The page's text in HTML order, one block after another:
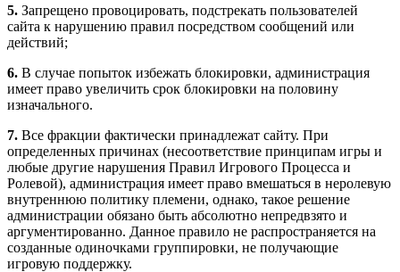
5. Запрещено провоцировать, подстрекать пользователей
сайта к нарушению правил посредством сообщений или
действий;
6. В случае попыток избежать блокировки, администрация
имеет право увеличить срок блокировки на половину
изначального.
7. Все фракции фактически принадлежат сайту. При
определенных причинах (несоответствие принципам игры и
любые другие нарушения Правил Игрового Процесса и
Ролевой), администрация имеет право вмешаться в неролевую
внутреннюю политику племени, однако, такое решение
администрации обязано быть абсолютно непредвзято и
аргументированно. Данное правило не распространяется на
созданные одиночками группировки, не получающие
игровую поддержку.